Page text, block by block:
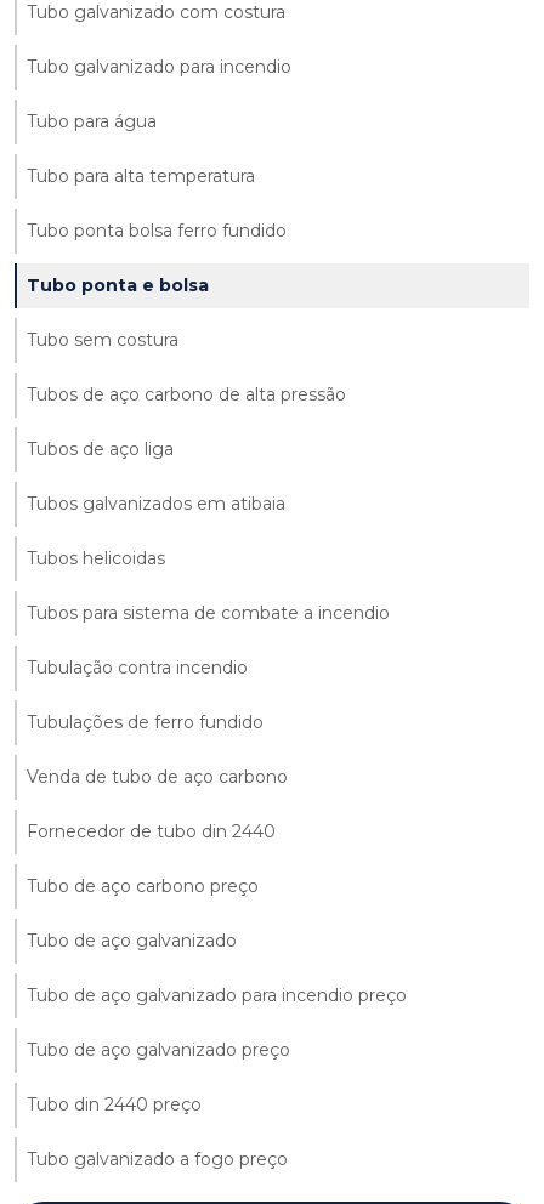
Tubo galvanizado com costura
Tubo galvanizado para incendio
Tubo para água
Tubo para alta temperatura
Tubo ponta bolsa ferro fundido
Tubo ponta e bolsa
Tubo sem costura
Tubos de aço carbono de alta pressão
Tubos de aço liga
Tubos galvanizados em atibaia
Tubos helicoidas
Tubos para sistema de combate a incendio
Tubulação contra incendio
Tubulações de ferro fundido
Venda de tubo de aço carbono
Fornecedor de tubo din 2440
Tubo de aço carbono preço
Tubo de aço galvanizado
Tubo de aço galvanizado para incendio preço
Tubo de aço galvanizado preço
Tubo din 2440 preço
Tubo galvanizado a fogo preço